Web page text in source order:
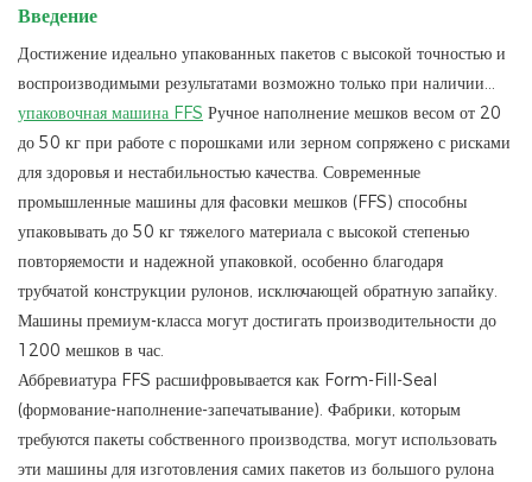
Введение
Достижение идеально упакованных пакетов с высокой точностью и
воспроизводимыми результатами возможно только при наличии...
упаковочная машина FFS Ручное наполнение мешков весом от 20
до 50 кг при работе с порошками или зерном сопряжено с рисками
для здоровья и нестабильностью качества. Современные
промышленные машины для фасовки мешков (FFS) способны
упаковывать до 50 кг тяжелого материала с высокой степенью
повторяемости и надежной упаковкой, особенно благодаря
трубчатой ​​конструкции рулонов, исключающей обратную запайку.
Машины премиум-класса могут достигать производительности до
1200 мешков в час.
Аббревиатура FFS расшифровывается как Form-Fill-Seal
(формование-наполнение-запечатывание). Фабрики, которым
требуются пакеты собственного производства, могут использовать
эти машины для изготовления самих пакетов из большого рулона